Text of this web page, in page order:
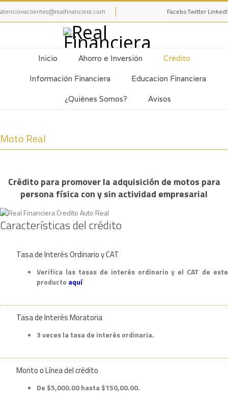
atencionaclientes@realfinanciera.com FacebookTwitter
Inicio Ahorro e Inversión Crédito
Información Financiera Educacion Financiera
¿Quiénes Somos? Avisos
Moto Real
Crédito para promover la adquisición de motos para
persona física con y sin actividad empresarial
Características del crédito
Tasa de Interés Ordinario y CAT
Verifica las tasas de interés ordinario y el CAT de este
producto aquí
Tasa de Interés Moratoria
3 veces la tasa de interés ordinaria.
Monto o Línea del crédito
De $5,000.00 hasta $150,00.00.